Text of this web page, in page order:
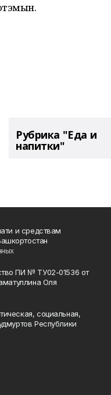
Рубрика "Еда и
напитки"
и средствам
ПИ № ТУ02-01536 от
Оля
социальная,
Республики